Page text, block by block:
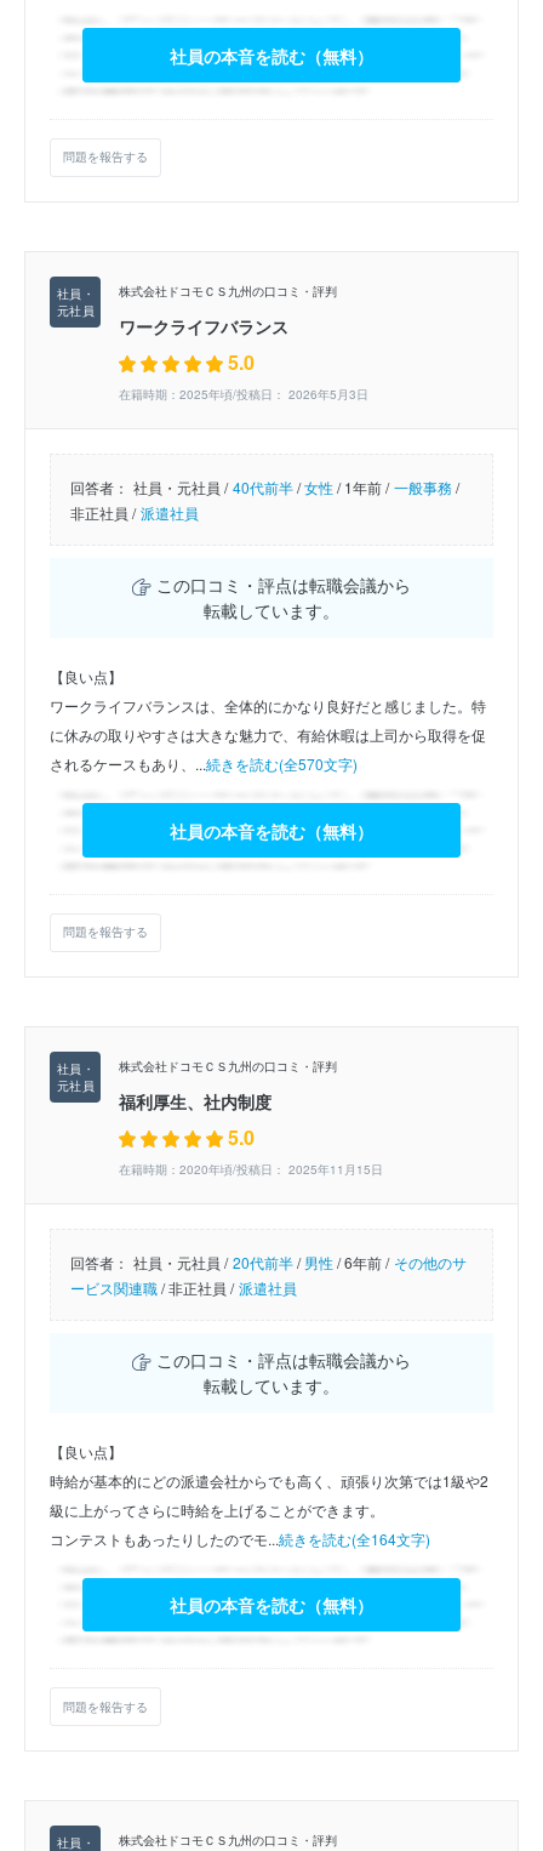
社員の本音を読む（無料）
問題を報告する
株式会社ドコモＣＳ九州の口コミ・評判
ワークライフバランス
5.0
在籍時期：2025年頃/投稿日： 2026年5月3日
回答者： 社員・元社員 / 40代前半/女性/1年前 / 一般事務/
非正社員 / 派遣社員
この口コミ・評点は転職会議から
転載しています。
【良い点】
ワークライフバランスは、全体的にかなり良好だと感じました。特
に休みの取りやすさは大きな魅力で、有給休暇は上司から取得を促
されるケースもあり、...続きを読む(全570文字)
社員の本音を読む（無料）
問題を報告する
株式会社ドコモＣＳ九州の口コミ・評判
福利厚生、社内制度
5.0
在籍時期：2020年頃/投稿日： 2025年11月15日
回答者： 社員・元社員 / 20代前半/男性/6年前 / その他のサ
ービス関連職/非正社員 / 派遣社員
この口コミ・評点は転職会議から
転載しています。
【良い点】
時給が基本的にどの派遣会社からでも高く、頑張り次第では1級や2
級に上がってさらに時給を上げることができます。
コンテストもあったりしたのでモ...続きを読む(全164文字)
社員の本音を読む（無料）
問題を報告する
株式会社ドコモＣＳ九州の口コミ・評判